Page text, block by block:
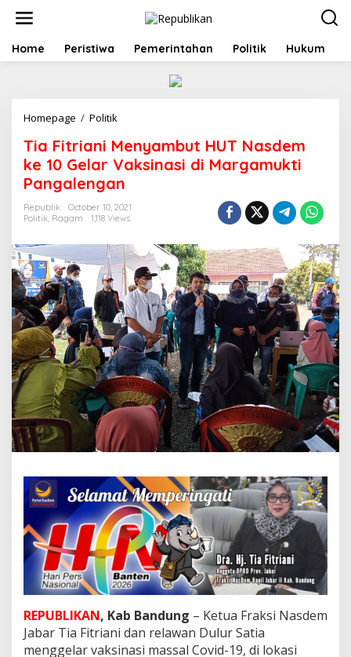
t
Home Peristiwa Pemerintahan Politik Hukum
Homepage / Politik
a
F
i
t
r
i
n
i
M
e
n
y
a
m
b
u
t
H
U
T
N
a
d
e
m
k
e
0
G
e
l
a
r
Tia Fitriani Menyambut HUT Nasdem
ke 10 Gelar Vaksinasi di Margamukti
Pangalengan
Republik
October 10, 2021
Politik, Ragam 1,118 Views
REPUBLIKAN, Kab Bandung – Ketua Fraksi Nasdem
Jabar Tia Fitriani dan relawan Dulur Satia
menggelar vaksinasi massal Covid-19, di lokasi